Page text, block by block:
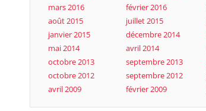
mars 2016
février 2016
août 2015
juillet 2015
janvier 2015
décembre 2014
mai 2014
avril 2014
octobre 2013
septembre 2013
octobre 2012
septembre 2012
avril 2009
février 2009